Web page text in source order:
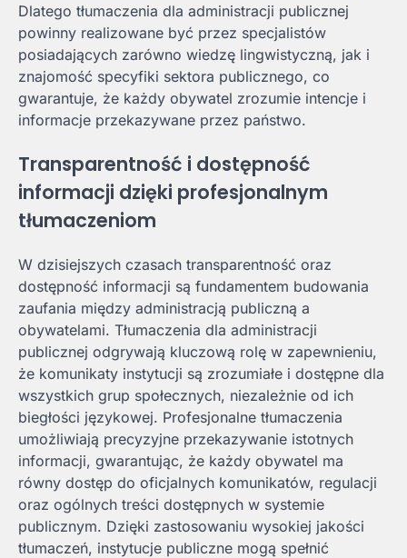
Dlatego tłumaczenia dla administracji publicznej
powinny realizowane być przez specjalistów
posiadających zarówno wiedzę lingwistyczną, jak i
znajomość specyfiki sektora publicznego, co
gwarantuje, że każdy obywatel zrozumie intencje i
informacje przekazywane przez państwo.
Transparentność i dostępność
informacji dzięki profesjonalnym
tłumaczeniom
W dzisiejszych czasach transparentność oraz
dostępność informacji są fundamentem budowania
zaufania między administracją publiczną a
obywatelami. Tłumaczenia dla administracji
publicznej odgrywają kluczową rolę w zapewnieniu,
że komunikaty instytucji są zrozumiałe i dostępne dla
wszystkich grup społecznych, niezależnie od ich
biegłości językowej. Profesjonalne tłumaczenia
umożliwiają precyzyjne przekazywanie istotnych
informacji, gwarantując, że każdy obywatel ma
równy dostęp do oficjalnych komunikatów, regulacji
oraz ogólnych treści dostępnych w systemie
publicznym. Dzięki zastosowaniu wysokiej jakości
tłumaczeń, instytucje publiczne mogą spełnić